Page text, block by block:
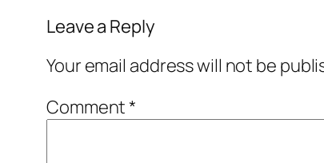
Leave a Reply
Your email address will not be
Comment*